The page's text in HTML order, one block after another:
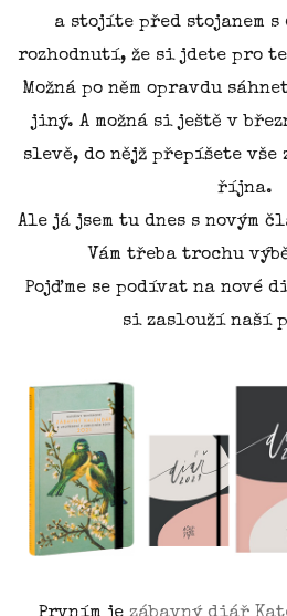
a stojíte před stojanem s
rozhodnutí, že si jdete pro ten
Možná po něm opravdu
jiný. A možná si ještě v
slevě, do nějž přepíšete vše
října.
Ale já jsem tu dnes s novým
Vám třeba trochu
Pojďme se podívat na nové
si zaslouží naší